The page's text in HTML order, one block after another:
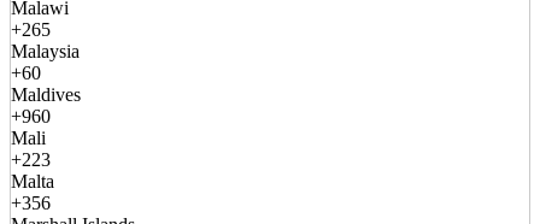
Malawi
+265
Malaysia
+60
Maldives
+960
Mali
+223
Malta
+356